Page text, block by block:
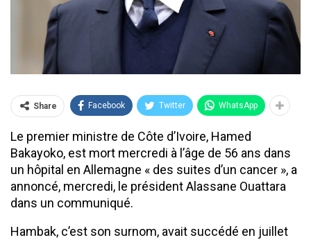
Share Facebook Twitter WhatsApp
Le premier ministre de Côte d’Ivoire, Hamed
Bakayoko, est mort mercredi à l’âge de 56 ans dans
un hôpital en Allemagne « des suites d’un cancer », a
annoncé, mercredi, le président Alassane Ouattara
dans un communiqué.
Hambak, c’est son surnom, avait succédé en juillet